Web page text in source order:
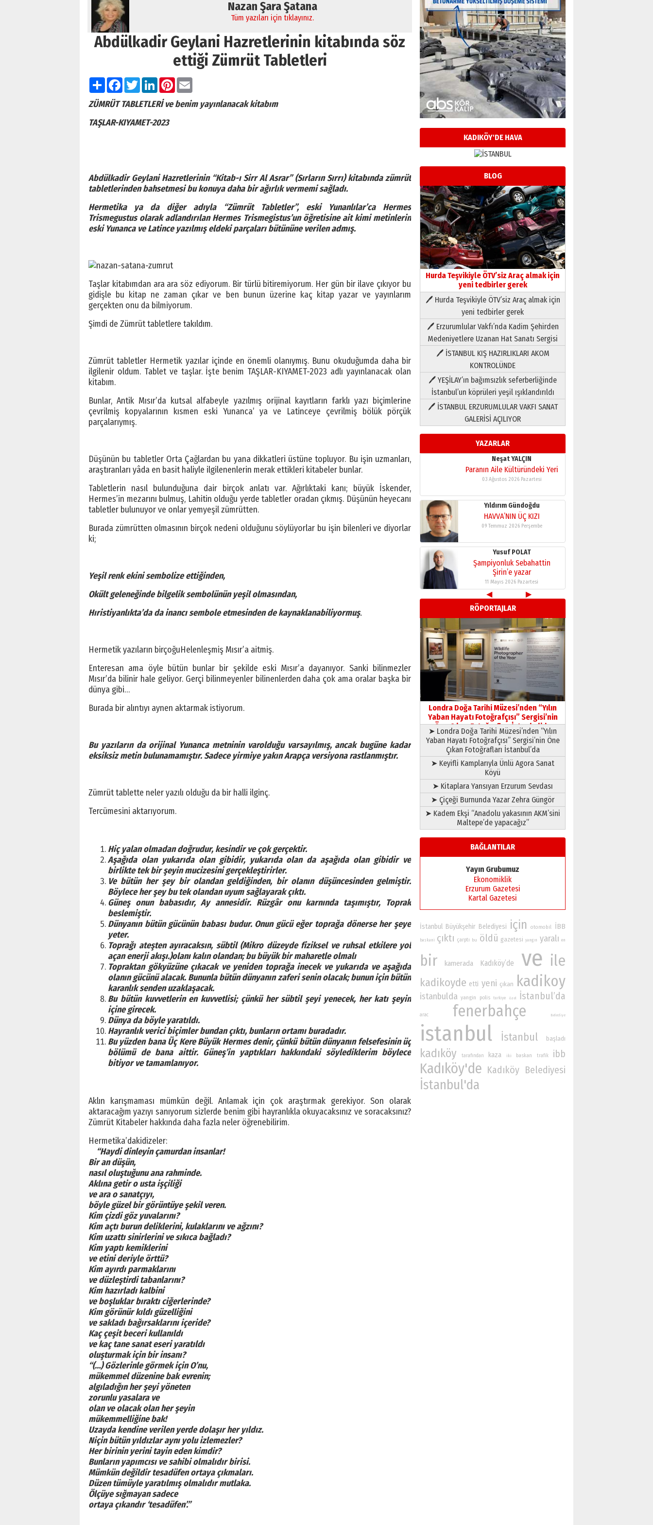
Nazan Şara Şatana
Tüm yazıları için tıklayınız.
Abdülkadir Geylani Hazretlerinin kitabında söz
ettiği Zümrüt Tabletleri
PaylaşFacebook
TwitterLinkedInPinterest
ZÜMRÜT TABLETLERİ ve benim yayınlanacak kitabım
TAŞLAR-KIYAMET-2023
Abdülkadir Geylani Hazretlerinin “Kitab-ı Sirr Al Asrar” (Sırların Sırrı) kitabında zümrüt
tabletlerinden bahsetmesi bu konuya daha bir ağırlık vermemi sağladı.
Hermetika ya da diğer adıyla “Zümrüt Tabletler”, eski Yunanlılar’ca Hermes
Trismegustus olarak adlandırılan Hermes Trismegistus’un öğretisine ait kimi metinlerin
eski Yunanca ve Latince yazılmış eldeki parçaları bütününe verilen admış.
Taşlar kitabımdan ara ara söz ediyorum. Bir türlü bitiremiyorum. Her gün bir ilave çıkıyor bu
gidişle bu kitap ne zaman çıkar ve ben bunun üzerine kaç kitap yazar ve yayınlarım
gerçekten onu da bilmiyorum.
Şimdi de Zümrüt tabletlere takıldım.
Zümrüt tabletler Hermetik yazılar içinde en önemli olanıymış. Bunu okuduğumda daha bir
ilgilenir oldum. Tablet ve taşlar. İşte benim TAŞLAR-KIYAMET-2023 adlı yayınlanacak olan
kitabım.
Bunlar, Antik Mısır’da kutsal alfabeyle yazılmış orijinal kayıtların farklı yazı biçimlerine
çevrilmiş kopyalarının kısmen eski Yunanca’ ya ve Latinceye çevrilmiş bölük pörçük
parçalarıymış.
Düşünün bu tabletler Orta Çağlardan bu yana dikkatleri üstüne topluyor. Bu işin uzmanları,
araştıranları yâda en basit haliyle ilgilenenlerin merak ettikleri kitabeler bunlar.
Tabletlerin nasıl bulunduğuna dair birçok anlatı var. Ağırlıktaki kanı; büyük İskender,
Hermes’in mezarını bulmuş, Lahitin olduğu yerde tabletler oradan çıkmış. Düşünün heyecanı
tabletler bulunuyor ve onlar yemyeşil zümrütten.
Burada zümrütten olmasının birçok nedeni olduğunu söylüyorlar bu işin bilenleri ve diyorlar
ki;
Yeşil renk ekini sembolize ettiğinden,
Okült geleneğinde bilgelik sembolünün yeşil olmasından,
Hıristiyanlıkta’da da inancı sembole etmesinden de kaynaklanabiliyormuş.
Hermetik yazıların birçoğuHelenleşmiş Mısır’a aitmiş.
Enteresan ama öyle bütün bunlar bir şekilde eski Mısır’a dayanıyor. Sanki bilinmezler
Mısır’da bilinir hale geliyor. Gerçi bilinmeyenler bilinenlerden daha çok ama oralar başka bir
dünya gibi…
Burada bir alıntıyı aynen aktarmak istiyorum.
Bu yazıların da orijinal Yunanca metninin varolduğu varsayılmış, ancak bugüne kadar
eksiksiz metin bulunamamıştır. Sadece yirmiye yakın Arapça versiyona rastlanmıştır.
Zümrüt tablette neler yazılı olduğu da bir halli ilginç.
Tercümesini aktarıyorum.
Hiç yalan olmadan doğrudur, kesindir ve çok gerçektir.
Aşağıda olan yukarıda olan gibidir, yukarıda olan da aşağıda olan gibidir ve
birlikte tek bir şeyin mucizesini gerçekleştirirler.
Ve bütün her şey bir olandan geldiğinden, bir olanın düşüncesinden gelmiştir.
Böylece her şey bu tek olandan uyum sağlayarak çıktı.
Güneş onun babasıdır, Ay annesidir. Rüzgâr onu karnında taşımıştır, Toprak
beslemiştir.
Dünyanın bütün gücünün babası budur. Onun gücü eğer toprağa dönerse her şeye
yeter.
Toprağı ateşten ayıracaksın, sübtil (Mikro düzeyde fiziksel ve ruhsal etkilere yol
açan enerji akışı.)olanı kalın olandan; bu büyük bir maharetle olmalı
Topraktan gökyüzüne çıkacak ve yeniden toprağa inecek ve yukarıda ve aşağıda
olanın gücünü alacak. Bununla bütün dünyanın zaferi senin olacak; bunun için bütün
karanlık senden uzaklaşacak.
Bu bütün kuvvetlerin en kuvvetlisi; çünkü her sübtil şeyi yenecek, her katı şeyin
içine girecek.
Dünya da böyle yaratıldı.
Hayranlık verici biçimler bundan çıktı, bunların ortamı buradadır.
Bu yüzden bana Üç Kere Büyük Hermes denir, çünkü bütün dünyanın felsefesinin üç
bölümü de bana aittir. Güneş’in yaptıkları hakkındaki söylediklerim böylece
bitiyor ve tamamlanıyor.
Aklın karışmaması mümkün değil. Anlamak için çok araştırmak gerekiyor. Son olarak
aktaracağım yazıyı sanıyorum sizlerde benim gibi hayranlıkla okuyacaksınız ve soracaksınız?
Zümrüt Kitabeler hakkında daha fazla neler öğrenebilirim.
Hermetika’dakidizeler:
“Haydi dinleyin çamurdan insanlar!
Bir an düşün,
nasıl oluştuğunu ana rahminde.
Aklına getir o usta işçiliği
ve ara o sanatçıyı,
böyle güzel bir görüntüye şekil veren.
Kim çizdi göz yuvalarını?
Kim açtı burun deliklerini, kulaklarını ve ağzını?
Kim uzattı sinirlerini ve sıkıca bağladı?
Kim yaptı kemiklerini
ve etini deriyle örttü?
Kim ayırdı parmaklarını
ve düzleştirdi tabanlarını?
Kim hazırladı kalbini
ve boşluklar bıraktı ciğerlerinde?
Kim görünür kıldı güzelliğini
ve sakladı bağırsaklarını içeride?
Kaç çeşit beceri kullanıldı
ve kaç tane sanat eseri yaratıldı
oluşturmak için bir insanı?
“(…) Gözlerinle görmek için O’nu,
mükemmel düzenine bak evrenin;
algıladığın her şeyi yöneten
zorunlu yasalara ve
olan ve olacak olan her şeyin
mükemmelliğine bak!
Uzayda kendine verilen yerde dolaşır her yıldız.
Niçin bütün yıldızlar aynı yolu izlemezler?
Her birinin yerini tayin eden kimdir?
Bunların yapımcısı ve sahibi olmalıdır birisi.
Mümkün değildir tesadüfen ortaya çıkmaları.
Düzen tümüyle yaratılmış olmalıdır mutlaka.
Ölçüye sığmayan sadece
ortaya çıkandır ‘tesadüfen’.”
KADIKÖY'DE HAVA
BLOG
Hurda Teşvikiyle ÖTV’siz Araç almak için
yeni tedbirler gerek
🖊 Hurda Teşvikiyle ÖTV’siz Araç almak için
yeni tedbirler gerek
🖊 Erzurumlular Vakfı’nda Kadim Şehirden
Medeniyetlere Uzanan Hat Sanatı Sergisi
🖊 İSTANBUL KIŞ HAZIRLIKLARI AKOM
KONTROLÜNDE
🖊 YEŞİLAY’ın bağımsızlık seferberliğinde
İstanbul’un köprüleri yeşil ışıklandırıldı
🖊 İSTANBUL ERZURUMLULAR VAKFI SANAT
GALERİSİ AÇILIYOR
YAZARLAR
Neşat YALÇIN
Paranın Aile Kültüründeki Yeri
03 Ağustos 2026 Pazartesi
Yıldırım Gündoğdu
HAVVA’NIN ÜÇ KIZI
09 Temmuz 2026 Perşembe
Yusuf POLAT
Şampiyonluk Sebahattin
Şirin’e yazar
11 Mayıs 2026 Pazartesi
Neşat YALÇIN
Paranın Aile Kültüründeki Yeri
03 Ağustos 2026 Pazartesi
Yıldırım Gündoğdu
HAVVA’NIN ÜÇ KIZI
09 Temmuz 2026 Perşembe
Yusuf POLAT
Şampiyonluk Sebahattin
Şirin’e yazar
11 Mayıs 2026 Pazartesi
Neşat YALÇIN
Paranın Aile Kültüründeki Yeri
03 Ağustos 2026 Pazartesi
Yıldırım Gündoğdu
HAVVA’NIN ÜÇ KIZI
09 Temmuz 2026 Perşembe
Yusuf POLAT
Şampiyonluk Sebahattin
Şirin’e yazar
11 Mayıs 2026 Pazartesi
◀
▶
RÖPORTAJLAR
Londra Doğa Tarihi Müzesi’nden “Yılın
Yaban Hayatı Fotoğrafçısı” Sergisi’nin
Öne Çıkan Fotoğrafları İstanbul’da
➤ Londra Doğa Tarihi Müzesi’nden “Yılın
Yaban Hayatı Fotoğrafçısı” Sergisi’nin Öne
Çıkan Fotoğrafları İstanbul’da
➤ Keyifli Kamplarıyla Ünlü Agora Sanat
Köyü
➤ Kitaplara Yansıyan Erzurum Sevdası
➤ Çiçeği Burnunda Yazar Zehra Güngör
➤ Kadem Ekşi “Anadolu yakasının AKM’sini
Maltepe’de yapacağız”
BAĞLANTILAR
Yayın Grubumuz
Ekonomiklik
Erzurum Gazetesi
Kartal Gazetesi
İstanbul Büyükşehir Belediyesi için otomobil İBB
baskani çıktı çarptı bu öldü gazetesi yangın yaralı en
bir kamerada Kadıköy’de ve ile
kadikoyde etti yeni çıkan kadikoy
istanbulda yangin polis turkiye özel İstanbul’da
arac fenerbahçe Belediye
istanbul İstanbul başladı
kadıköy tarafından kaza iki baskan trafik ibb
Kadıköy'de Kadıköy Belediyesi
İstanbul'da